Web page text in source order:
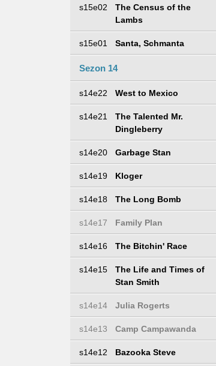
s15e02
The Census of the
Lambs
s15e01 Santa, Schmanta
Sezon 14
s14e22 West to Mexico
s14e21
The Talented Mr.
Dingleberry
s14e20 Garbage Stan
s14e19 Kloger
s14e18 The Long Bomb
s14e17 Family Plan
s14e16 The Bitchin' Race
s14e15
The Life and Times of
Stan Smith
s14e14 Julia Rogerts
s14e13 Camp Campawanda
s14e12 Bazooka Steve